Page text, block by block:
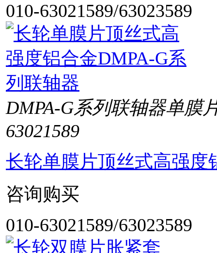
010-63021589/63023589
DMPA-G系列联轴器单膜
63021589
长轮单膜片顶丝式高强度
咨询购买
010-63021589/63023589